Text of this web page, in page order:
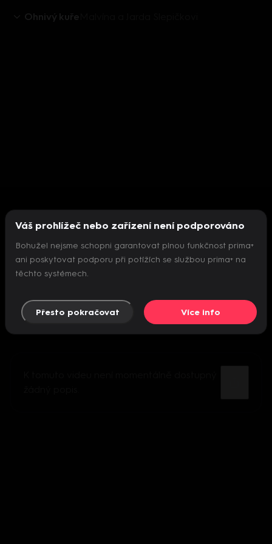
Ohnivý kuře
Nepodařilo se inicializovat přehrávač
Váš prohlížeč nebo zařízení není podporováno
Bohužel nejsme schopni garantovat plnou funkčnost prima+
ani poskytovat podporu při potížích se službou prima+ na
těchto systémech.
Přesto pokračovat Více info